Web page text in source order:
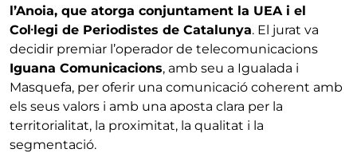
l’Anoia, que atorga conjuntament la UEA i el
Col·legi de Periodistes de Catalunya. El jurat va
decidir premiar l’operador de telecomunicacions
Iguana Comunicacions, amb seu a Igualada i
Masquefa, per oferir una comunicació coherent amb
els seus valors i amb una aposta clara per la
territorialitat, la proximitat, la qualitat i la
segmentació.